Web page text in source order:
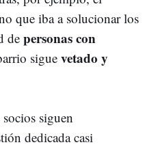
que iba a solucionar los
de personas con
sigue vetado y
siguen
dedicada casi